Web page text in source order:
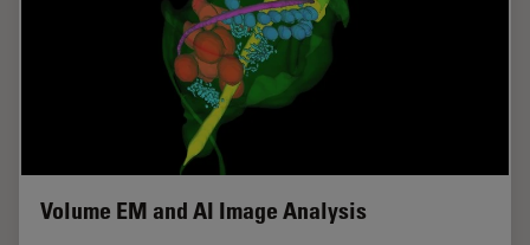
Volume EM and AI Image Analysis